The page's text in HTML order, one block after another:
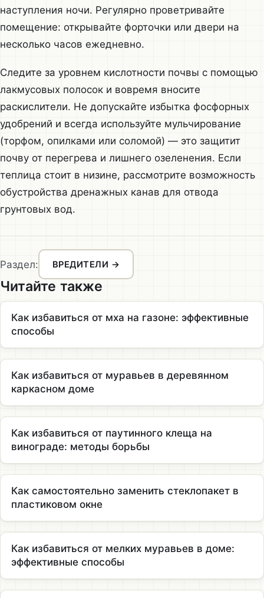
наступления ночи. Регулярно проветривайте
помещение: открывайте форточки или двери на
несколько часов ежедневно.
Следите за уровнем кислотности почвы с помощью
лакмусовых полосок и вовремя вносите
раскислители. Не допускайте избытка фосфорных
удобрений и всегда используйте мульчирование
(торфом, опилками или соломой) — это защитит
почву от перегрева и лишнего озеленения. Если
теплица стоит в низине, рассмотрите возможность
обустройства дренажных канав для отвода
грунтовых вод.
Раздел: ВРЕДИТЕЛИ →
Читайте также
Как избавиться от мха на газоне: эффективные
способы
Как избавиться от муравьев в деревянном
каркасном доме
Как избавиться от паутинного клеща на
винограде: методы борьбы
Как самостоятельно заменить стеклопакет в
пластиковом окне
Как избавиться от мелких муравьев в доме:
эффективные способы